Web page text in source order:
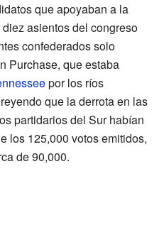
que apoyaban a la
asientos del congreso
confederados solo
Purchase, que estaba
por los ríos
que la derrota en las
partidarios del Sur habían
los 125,000 votos emitidos,
de 90,000.